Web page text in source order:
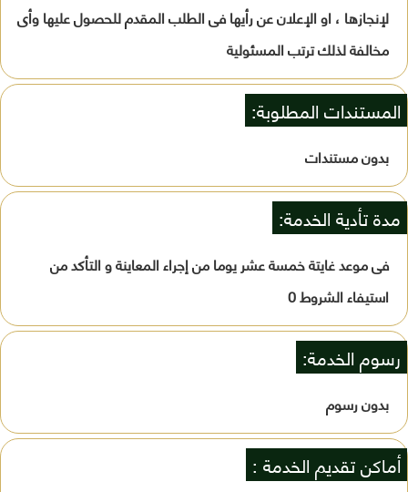
لإنجازها ، او الإعلان عن رأيها فى الطلب المقدم للحصول عليها وأى
مخالفة لذلك ترتب المسئولية
المستندات المطلوبة:
بدون مستندات
مدة تأدية الخدمة:
فى موعد غايتة خمسة عشر يوما من إجراء المعاينة و التأكد من
استيفاء الشروط 0
رسوم الخدمة:
بدون رسوم
أماكن تقديم الخدمة :